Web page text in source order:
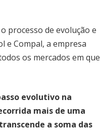
processo de evolução e
e Compal, a empresa
os mercados em que
evolutivo na
mais de uma
a soma das